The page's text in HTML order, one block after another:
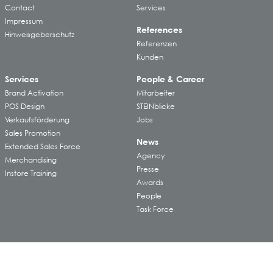
Contact
Impressum
Hinweisgeberschutz
Services
References
Referenzen
Kunden
Services
Brand Activation
POS Design
Verkaufsförderung
Sales Promotion
Extended Sales Force
Merchandising
Instore Training
People & Career
Mitarbeiter
STEINblicke
Jobs
News
Agency
Presse
Awards
People
Task Force